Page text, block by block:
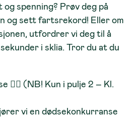
spenning? Prøv deg på
og sett fartsrekord! Eller om
utfordrer vi deg til å
i sklia. Tror du at du
🤸‍♂️ (NB! Kun i pulje 2 – Kl.
vi en dødsekonkurranse